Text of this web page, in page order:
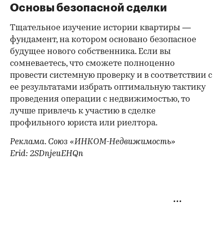
Основы безопасной сделки
Тщательное изучение истории квартиры —
фундамент, на котором основано безопасное
будущее нового собственника. Если вы
сомневаетесь, что сможете полноценно
провести системную проверку и в соответствии с
ее результатами избрать оптимальную тактику
проведения операции с недвижимостью, то
лучше привлечь к участию в сделке
профильного юриста или риелтора.
Реклама. Союз «ИНКОМ-Недвижимость»
Erid: 2SDnjeuEHQn